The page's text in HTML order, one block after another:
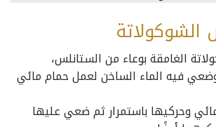
الغامقة بوعاء من الستانلس،
فيه الماء الساخن لعمل حمام مائي
وحركيها باستمرار ثم ضعي عليها